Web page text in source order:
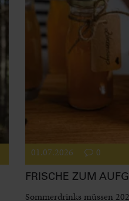
01.07.2026 0
FRISCHE ZUM
Sommerdrinks müssen